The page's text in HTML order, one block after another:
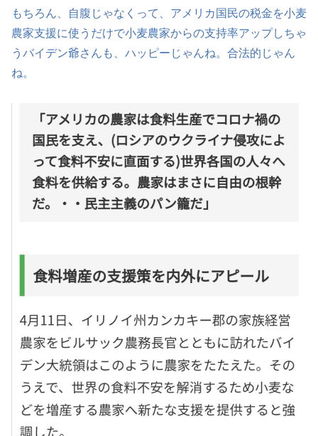
もちろん、自腹じゃなくって、アメリカ国民の税金を小麦
農家支援に使うだけで小麦農家からの支持率アップしちゃ
うバイデン爺さんも、ハッピーじゃんね。合法的じゃん
ね。